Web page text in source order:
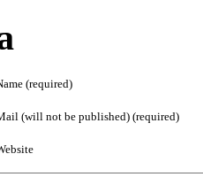
(required)
(will not be published) (required)